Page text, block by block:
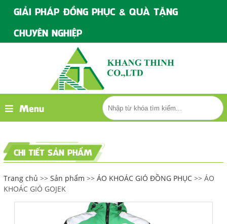
GIẢI PHÁP ĐỒNG PHỤC & QUÀ TẶNG
CHUYÊN NGHIỆP
Menu
CHI TIẾT SẢN PHẨM
Trang chủ >> Sản phẩm >> ÁO KHOÁC GIÓ ĐỒNG PHỤC>> ÁO
KHOÁC GIÓ GOJEK